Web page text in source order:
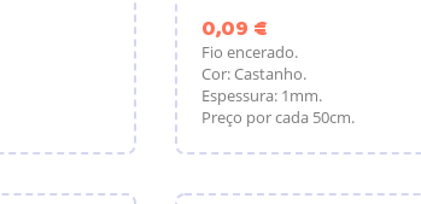
0,09 €
Fio encerado.
Cor: Castanho.
Espessura: 1mm.
Preço por cada 50cm.